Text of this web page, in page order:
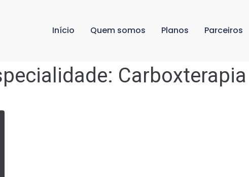
Início Quem somos Planos Parceiros
Carboxterapia